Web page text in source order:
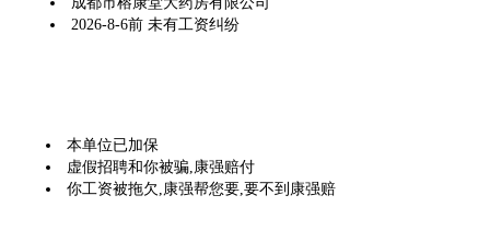
2026-8-6前 未有工资纠纷
本单位已加保
虚假招聘和你被骗,康强赔付
你工资被拖欠,康强帮您要,要不到康强赔